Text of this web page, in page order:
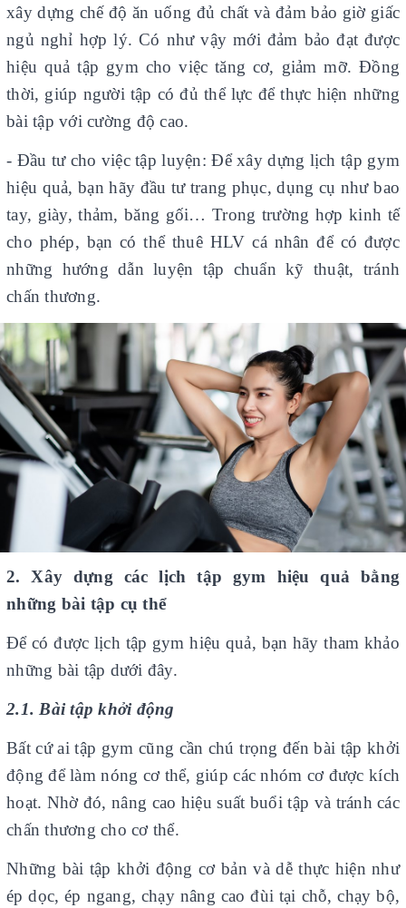
xây dựng chế độ ăn uống đủ chất và đảm bảo giờ giấc
ngủ nghỉ hợp lý. Có như vậy mới đảm bảo đạt được
hiệu quả tập gym cho việc tăng cơ, giảm mỡ. Đồng
thời, giúp người tập có đủ thể lực để thực hiện những
bài tập với cường độ cao.
- Đầu tư cho việc tập luyện: Để xây dựng lịch tập gym
hiệu quả, bạn hãy đầu tư trang phục, dụng cụ như bao
tay, giày, thảm, băng gối… Trong trường hợp kinh tế
cho phép, bạn có thể thuê HLV cá nhân để có được
những hướng dẫn luyện tập chuẩn kỹ thuật, tránh
chấn thương.
2. Xây dựng các lịch tập gym hiệu quả bằng
những bài tập cụ thể
Để có được lịch tập gym hiệu quả, bạn hãy tham khảo
những bài tập dưới đây.
2.1. Bài tập khởi động
Bất cứ ai tập gym cũng cần chú trọng đến bài tập khởi
động để làm nóng cơ thể, giúp các nhóm cơ được kích
hoạt. Nhờ đó, nâng cao hiệu suất buổi tập và tránh các
chấn thương cho cơ thể.
Những bài tập khởi động cơ bản và dễ thực hiện như
ép dọc, ép ngang, chạy nâng cao đùi tại chỗ, chạy bộ,